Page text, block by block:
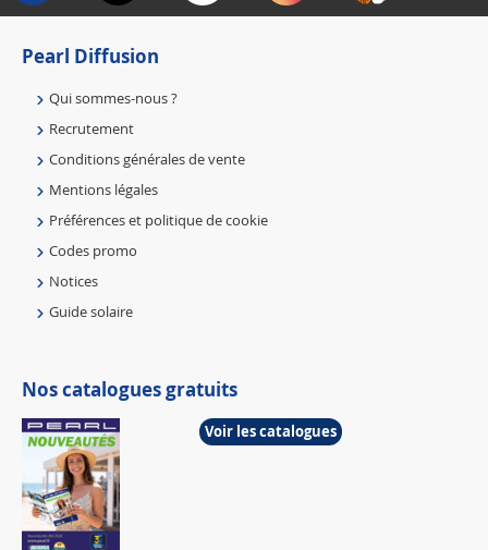
Pearl Diffusion
Qui sommes-nous ?
Recrutement
Conditions générales de vente
Mentions légales
Préférences et politique de cookie
Codes promo
Notices
Guide solaire
Nos catalogues gratuits
Voir les catalogues